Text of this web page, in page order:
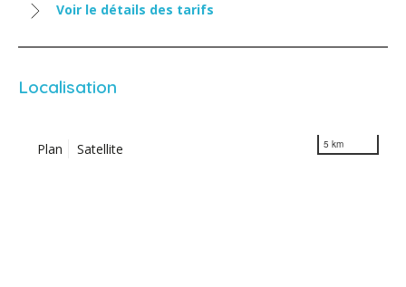
Voir le détails des tarifs
Localisation
Plan Satellite 5 km